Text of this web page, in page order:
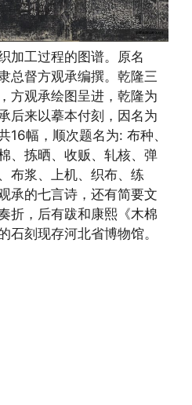
加工过程的图谱。原名
总督方观承编撰。乾隆三
方观承绘图呈进，乾隆为
后来以摹本付刻，因名为
16幅，顺次题名为: 布种、
、拣晒、收贩、轧核、弹
布浆、上机、织布、练
承的七言诗，还有简要文
折，后有跋和康熙《木棉
石刻现存河北省博物馆。